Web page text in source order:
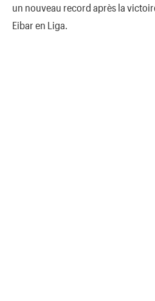
un nouveau record après la
Eibar en Liga.